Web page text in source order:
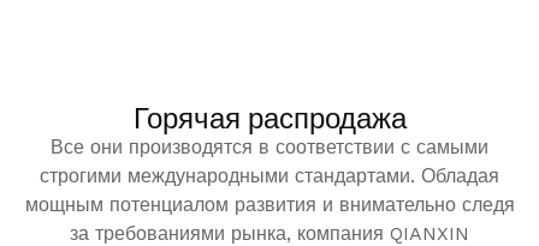
Горячая распродажа
Все они производятся в соответствии с самыми
строгими международными стандартами. Обладая
мощным потенциалом развития и внимательно следя
за требованиями рынка, компания QIANXIN